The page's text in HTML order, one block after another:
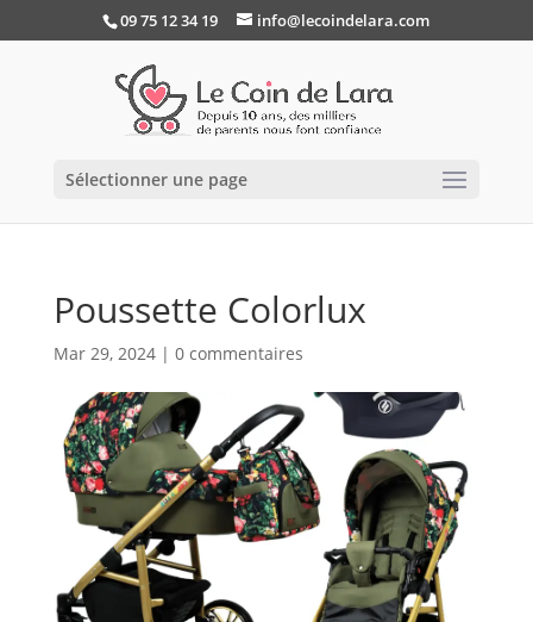
09 75 12 34 19 info@lecoindelara.com
Sélectionner une page
Poussette Colorlux
Mar 29, 2024| 0 commentaires